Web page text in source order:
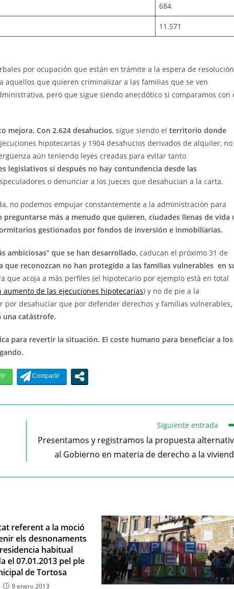
684
11.571
por ocupación que están en trámite a la espera de
que quieren criminalizar a las familias que se ven
pero que sigue siendo anecdótico si comparamos con
mejora. Con 2.624 desahucios, sigue siendo el territorio donde
hipotecarias y 1904 desahucios derivados de alquiler, no
aún teniendo leyes creadas para evitar tanto
legislativos si después no hay contundencia desde las
o denunciar a los jueces que desahucian a la carta.
no podemos empujar constantemente a la administración para
preguntarse más a menudo que quieren, ciudades llenas de vida
gestionados por fondos de inversión e inmobiliarias.
ambiciosas” que se han desarrollado, caducan el próximo 31 de
que reconozcan no han protegido a las familias vulnerables en
que acoja a más perfiles (el hipotecario por ejemplo está en total
aumento de las ejecuciones hipotecarias) y no de pie a la
desahuciar que por defender derechos y familias vulnerables,
una catástrofe.
para revertir la situación. El coste humano para beneficiar a los
Siguiente entrada
Presentamos y registramos la propuesta
al Gobierno en materia de derecho a la
referent a la moció
els desnonaments
habitual
el 07.01.2013 pel ple
de Tortosa
9 enero 2013